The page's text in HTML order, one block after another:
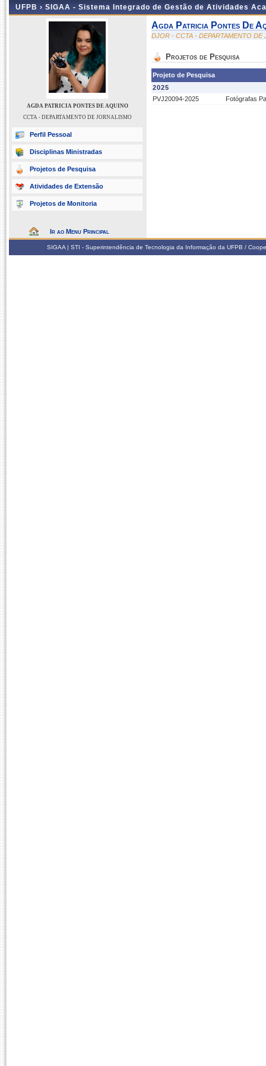
UFPB › SIGAA - Sistema Integrado de Gestão de Atividades
AGDA PATRICIA PONTES DE AQUINO
CCTA - DEPARTAMENTO DE JORNALISMO
Perfil Pessoal
Disciplinas Ministradas
Projetos de Pesquisa
Atividades de Extensão
Projetos de Monitoria
Ir ao Menu Principal
Agda Patricia Pontes De
DJOR - CCTA - DEPARTAMENTO DE
Projetos de Pesquisa
Projeto de Pesquisa
2025
PVJ20094-2025
Fotógrafas
SIGAA | STI - Superintendência de Tecnologia da Informação da UFPB /